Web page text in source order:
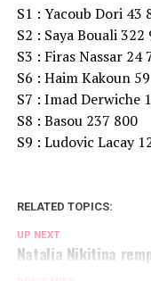
S1 : Yacoub Dori 43
S2 : Saya Bouali 322
S3 : Firas Nassar 24
S6 : Haim Kakoun
S7 : Imad Derwiche
S8 : Basou 237 800
S9 : Ludovic Lacay
RELATED TOPICS:
UP NEXT
Natalia Nikitina